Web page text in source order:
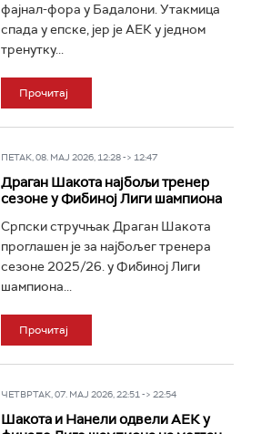
фајнал-фора у Бадалони. Утакмица
спада у епске, јер је АЕК у једном
тренутку...
Прочитај
ПЕТАК, 08. МАЈ 2026, 12:28 -> 12:47
Драган Шакота најбољи тренер
сезоне у Фибиној Лиги шампиона
Српски стручњак Драган Шакота
проглашен је за најбољег тренера
сезоне 2025/26. у Фибиној Лиги
шампиона...
Прочитај
ЧЕТВРТАК, 07. МАЈ 2026, 22:51 -> 22:54
Шакота и Нанели одвели АЕК у